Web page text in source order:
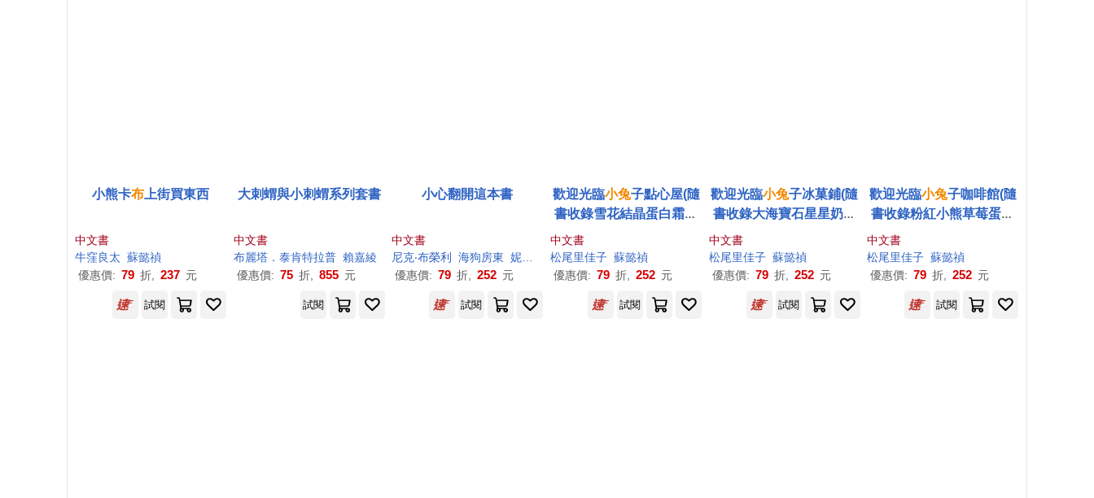
小熊卡布 上街買東西
中文書
牛窪良太 蘇懿禎
優惠價: 79 折, 237 元
大刺蝟與小刺蝟系列套書
中文書
布麗塔．泰肯特拉普 賴嘉綾
優惠價: 75 折, 855 元
小心翻開這本書
中文書
尼克‧布榮利 海狗房東 妮可拉‧歐白恩
優惠價: 79 折, 252 元
歡迎光臨小兔子點心屋(隨
書收錄雪花結晶蛋白霜蛋
糕食譜+
卡)
中文書
松尾里佳子 蘇懿禎
優惠價: 79 折, 252 元
歡迎光臨小兔子冰菓鋪(隨
書收錄大海寶石星星奶酪
食譜+
中文書
松尾里佳子 蘇懿禎
優惠價: 79 折, 252 元
歡迎光臨小兔子咖啡館(隨
書收錄粉紅小熊草莓蛋糕
食譜+
中文書
松尾里佳子 蘇懿禎
優惠價: 79 折, 252 元
試閱 試閱 試閱 試閱 試閱 試閱